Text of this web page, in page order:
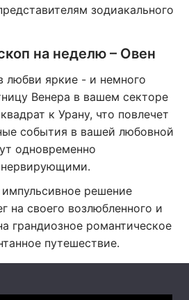
зодиакального
на неделю – Овен
любви яркие - и немного
Венера в вашем секторе
к Урану, что повлечет
события в вашей любовной
одновременно
решение
на своего возлюбленного и
грандиозное романтическое
путешествие.